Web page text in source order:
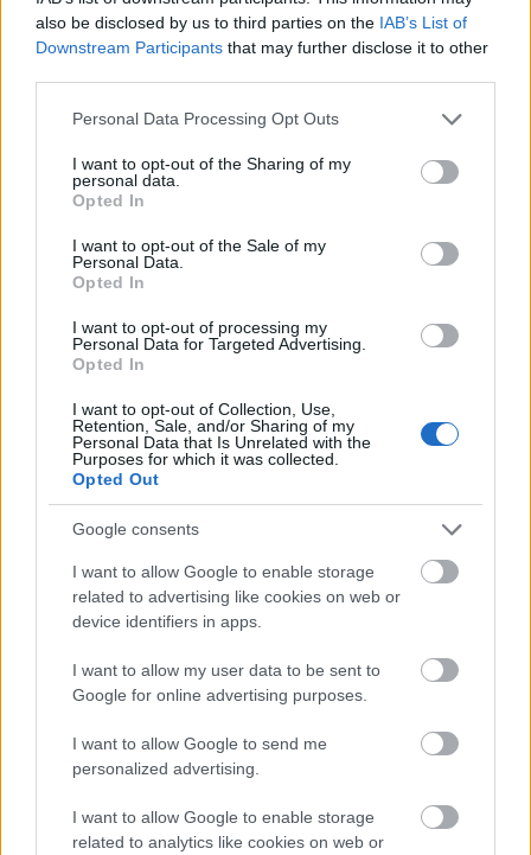
also be disclosed by us to third parties on the IAB’s List of
Downstream Participants that may further disclose it to other
Please note that this website/app uses one or more Google
not limited to your visit or usage behaviour. You may click to
grant or deny consent to Google and its third-party tags to
use your data for below specified purposes in below Google
consent section.
Personal Data Processing Opt Outs
I want to opt-out of the Sharing of my
personal data.
Opted In
I want to opt-out of the Sale of my
Personal Data.
Opted In
I want to opt-out of processing my
Personal Data for Targeted Advertising.
Opted In
I want to opt-out of Collection, Use,
Retention, Sale, and/or Sharing of my
Personal Data that Is Unrelated with the
Purposes for which it was collected.
Opted Out
Google consents
I want to allow Google to enable storage
related to advertising like cookies on web or
device identifiers in apps.
I want to allow my user data to be sent to
Google for online advertising purposes.
I want to allow Google to send me
personalized advertising.
I want to allow Google to enable storage
related to analytics like cookies on web or
Salif Keita énekes és kilenc tagú
zenészcsapatának világzenéjét élvezhetik az
érdeklődők. Salif Keita a '70-es évek óta
Párizsban él, a popot és az afrikai zenét
ötvöző, nagy sikerű lemezei jelentek meg, s a
Mészáros Zoltán közlése szerint rossz idő
Arénában rendezik meg. Közlése szerint
mértéktartó jegyárakat állapítottak meg;
bejutni az előadásokra, szemben a tavalyi 5-
15 ezres jegyárakkal. Ismertetése szerint az
költségvetését 130-140 millió forintra
tervezték.
Elmondta: három éves szereződést sikerült
kötniük egy ismert multicéggel, amely évente
fesztivált, de ezenkívül még több mint 25
szponzort sikerült szerezni. A veszprémi
önkormányzat 22 millió forinttal támogatja
az ünnepi játékokat.
Zene Fesztiválok Lavór